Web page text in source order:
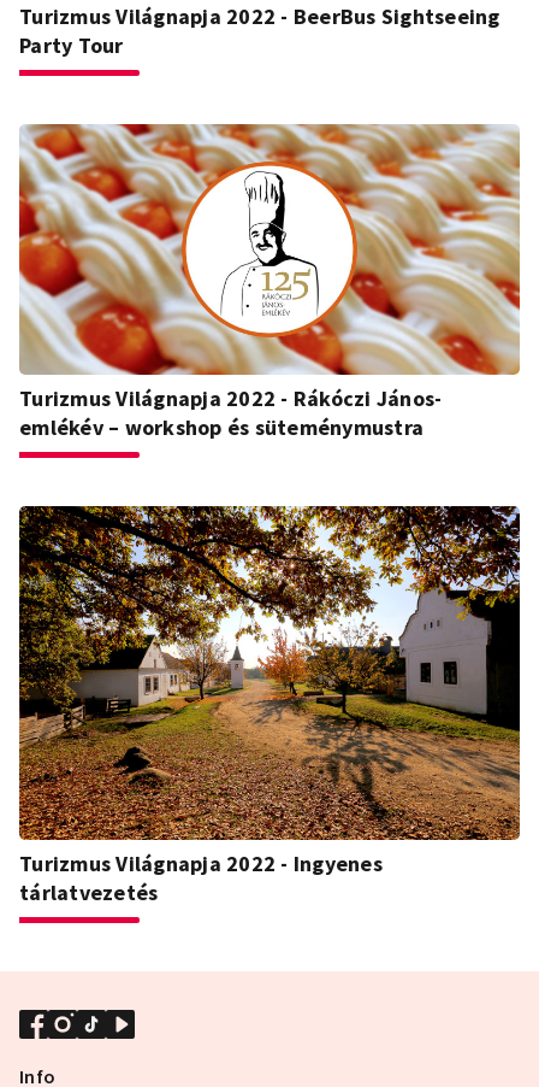
Turizmus Világnapja 2022 - BeerBus Sightseeing
Party Tour
Turizmus Világnapja 2022 - Rákóczi János-
emlékév – workshop és süteménymustra
Turizmus Világnapja 2022 - Ingyenes
tárlatvezetés
Info